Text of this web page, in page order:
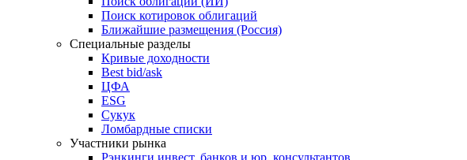
Облигации
Поиски
Поиск облигаций & Карты рынка
Поиск облигаций (ИИ)
Поиск котировок облигаций
Ближайшие размещения (Россия)
Специальные разделы
Кривые доходности
Best bid/ask
ЦФА
ESG